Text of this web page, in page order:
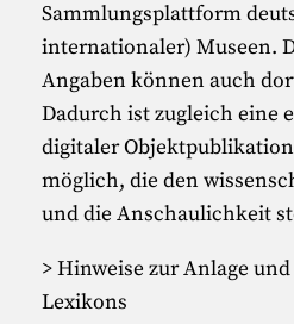
Sammlungsplattform
internationaler) Museen.
Angaben können auch
Dadurch ist zugleich eine
digitaler
möglich, die den
und die Anschaulichkeit
Hinweise zur Anlage
Lexikons